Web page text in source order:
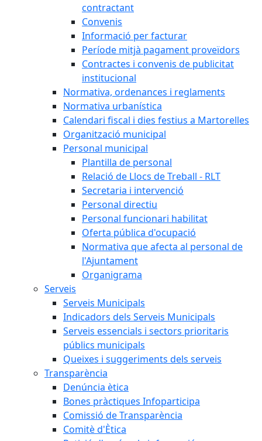
contractant
Convenis
Informació per facturar
Període mitjà pagament proveïdors
Contractes i convenis de publicitat
institucional
Normativa, ordenances i reglaments
Normativa urbanística
Calendari fiscal i dies festius a Martorelles
Organització municipal
Personal municipal
Plantilla de personal
Relació de Llocs de Treball - RLT
Secretaria i intervenció
Personal directiu
Personal funcionari habilitat
Oferta pública d'ocupació
Normativa que afecta al personal de
l'Ajuntament
Organigrama
Serveis
Serveis Municipals
Indicadors dels Serveis Municipals
Serveis essencials i sectors prioritaris
públics municipals
Queixes i suggeriments dels serveis
Transparència
Denúncia ètica
Bones pràctiques Infoparticipa
Comissió de Transparència
Comitè d'Ètica